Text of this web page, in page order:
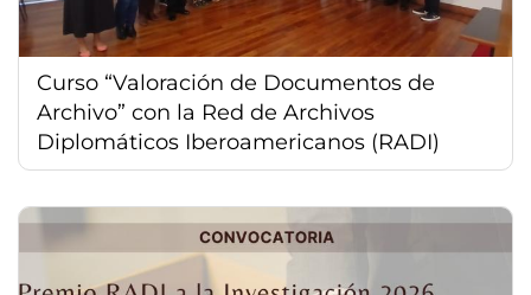
Curso “Valoración de Documentos de
Archivo” con la Red de Archivos
Diplomáticos Iberoamericanos (RADI)